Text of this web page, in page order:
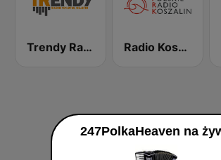
Trendy Radio Radio Koszalin
247PolkaHeaven na